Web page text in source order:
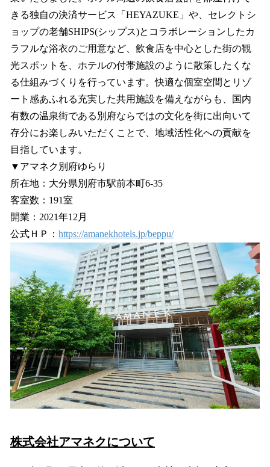
きる独自の決済サービス「HEYAZUKE」や、セレクトシ
ョップの老舗SHIPS(シップス)とコラボレーションしたカ
ラフルな浴衣のご用意など、飲食店を中心とした街の観
光スポットを、ホテルの付帯施設のように散策したくな
る仕組みづくりを行っています。快適な個室空間とリゾ
ート感あふれる充実した共用施設を備えながらも、国内
有数の温泉街である別府ならではの文化を街に出向いて
存分にお楽しみいただくことで、地域活性化への貢献を
目指しています。
▼アマネク別府ゆらり
所在地：大分県別府市駅前本町6-35
客室数：191室
開業：2021年12月
公式ＨＰ： https://amanekhotels.jp/beppu/
株式会社アマネクについて